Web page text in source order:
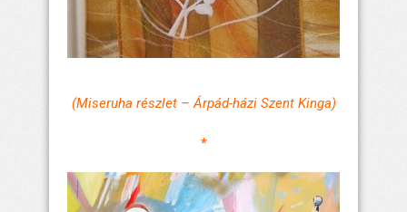
(Miseruha részlet – Árpád-házi Szent Kinga)
*